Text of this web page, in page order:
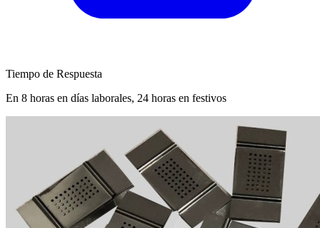
Tiempo de Respuesta
En 8 horas en días laborales, 24 horas en festivos